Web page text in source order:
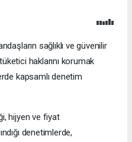
sağlıklı ve güvenilir
haklarını korumak
kapsamlı denetim
hijyen ve fiyat
denetimlerde,